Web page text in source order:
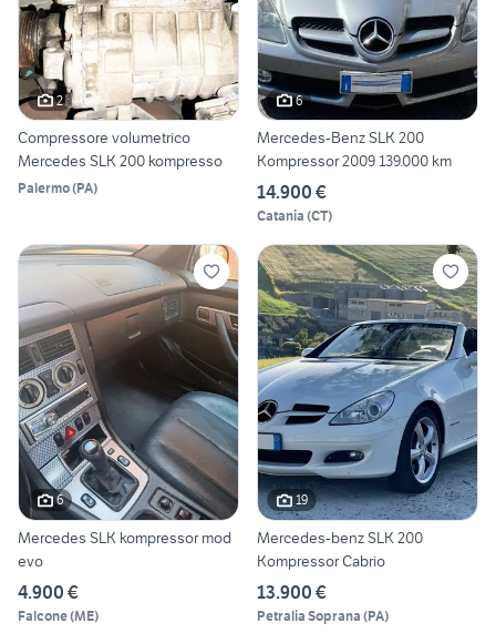
2
Compressore volumetrico
Mercedes SLK 200 kompresso
Palermo(PA)
6
Mercedes-Benz SLK 200
Kompressor 2009 139.000 km
14.900 €
Catania (CT)
6
Mercedes SLK kompressor mod
evo
4.900 €
Falcone(ME)
19
Mercedes-benz SLK 200
Kompressor Cabrio
13.900 €
Petralia Soprana (PA)